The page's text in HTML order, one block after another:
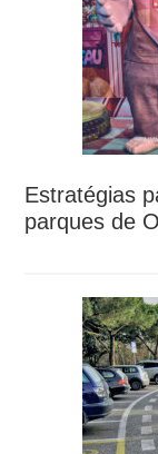
Estratégias
parques de